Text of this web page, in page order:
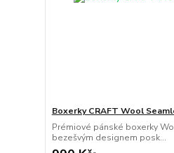
Boxerky CRAFT Wool
Prémiové pánské boxerky
bezešvým designem posk...